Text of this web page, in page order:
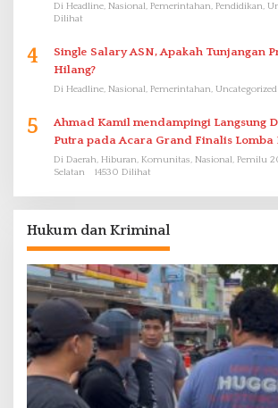
Di Headline, Nasional, Pemerintahan, Pendidikan,
Dilihat
4
Single Salary ASN, Apakah Tunjangan
Hilang?
Di Headline, Nasional, Pemerintahan, Uncategorized
5
Ahmad Kamil mendampingi Langsung Dike Mandala
Putra pada Acara Grand Finalis Lomba
Proklamasi Mirip Bung Karno di Bali
Di Daerah, Hiburan, Komunitas, Nasional, Pemilu
Selatan
14530 Dilihat
Hukum dan Kriminal